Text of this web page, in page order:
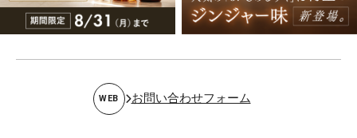
WEB お問い合わせフォーム